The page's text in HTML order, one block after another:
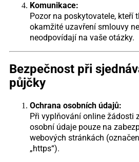
Komunikace:
Pozor na poskytovatele, kteří
okamžité uzavření smlouvy
neodpovídají na vaše otázky.
Bezpečnost při
půjčky
Ochrana osobních údajů:
Při vyplňování online žádosti
osobní údaje pouze na
webových stránkách
„https“).